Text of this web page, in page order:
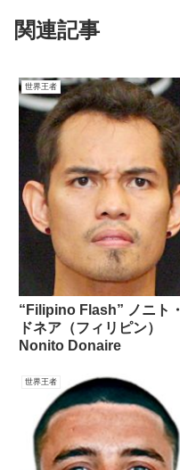
関連記事
世界王者
“Filipino Flash” ノニト・
ドネア（フィリピン）
Nonito Donaire
世界王者